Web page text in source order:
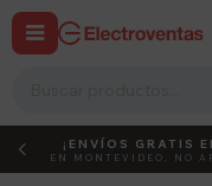

DEBUT
¡ENVÍOS GRATIS
EN MONTEVIDEO, NO